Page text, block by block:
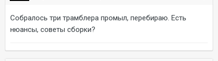
Собралось три трамблера промыл, перебираю. Есть
нюансы, советы сборки?